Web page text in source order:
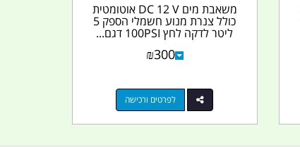
משאבת מים DC 12 V אוטומטית
כולל צנרת מנוע חשמלי הספק 5
ליטר לדקה לחץ 100PSI דגם...
₪300
לפרטים ורכישה